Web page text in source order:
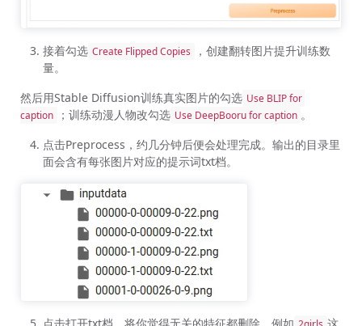
接着勾选 Create Flipped Copies
，创建翻转图片提升训练数
量。
然后用Stable Diffusion训练真实图片的勾选 Use BLIP for
caption
；训练动漫人物改勾选 Use DeepBooru for caption 。
点击Preprocess，约几分钟后便会处理完成。输出的目录里
面会含有每张图片对应的提示词txt档。